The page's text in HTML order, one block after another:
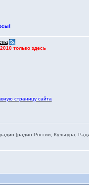
только здесь
страницу сайта
(радио России, Культура,